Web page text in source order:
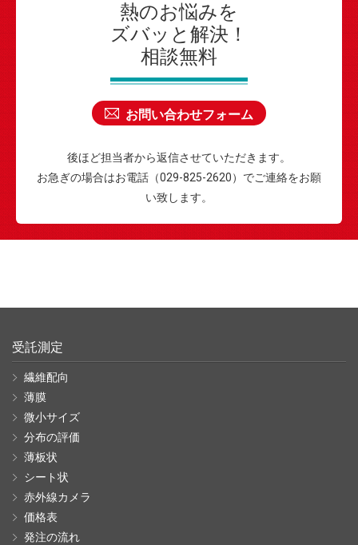
熱のお悩みを
ズバッと解決！
相談無料
お問い合わせフォーム
後ほど担当者から返信させていただきます。
お急ぎの場合はお電話（029-825-2620）でご連絡をお願
い致します。
受託測定
繊維配向
薄膜
微小サイズ
分布の評価
薄板状
シート状
赤外線カメラ
価格表
発注の流れ